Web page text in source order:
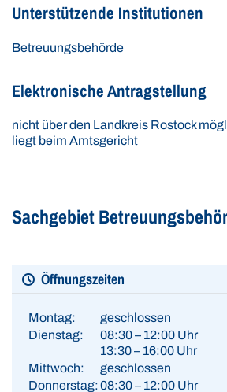
Unterstützende Institutionen
Betreuungsbehörde
Elektronische Antragstellung
nicht über den Landkreis Rostock
liegt beim Amtsgericht
Sachgebiet
Öffnungszeiten
Montag:
geschlossen
Dienstag:
08:30 – 12:00 Uhr
13:30 – 16:00 Uhr
Mittwoch:
geschlossen
Donnerstag:08:30 – 12:00 Uhr